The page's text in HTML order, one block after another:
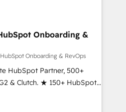
Onboarding &
Onboarding & RevOps
HubSpot Partner, 500+
& Clutch. ★ 150+ HubSpot
across the team ★
across five continents ★ AI-